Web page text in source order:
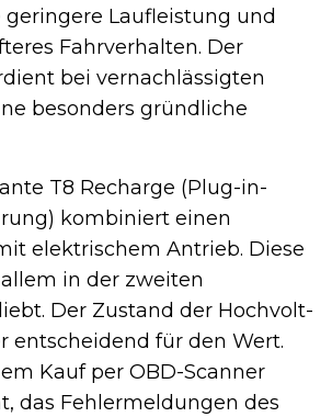
geringere Laufleistung und
Fahrverhalten. Der
bei vernachlässigten
besonders gründliche
T8 Recharge (Plug-in-
kombiniert einen
elektrischem Antrieb. Diese
in der zweiten
Der Zustand der Hochvolt-
entscheidend für den Wert.
Kauf per OBD-Scanner
das Fehlermeldungen des